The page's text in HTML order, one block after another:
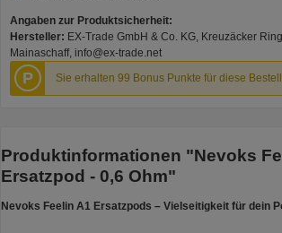
Angaben zur Produktsicherheit:
Hersteller: EX-Trade GmbH & Co. KG, Kreuzäcker
Mainaschaff, info@ex-trade.net
P Sie erhalten 99 Bonus Punkte für diese
Produktinformationen "Nevoks
Ersatzpod - 0,6 Ohm"
Nevoks Feelin A1 Ersatzpods – Vielseitigkeit für dein